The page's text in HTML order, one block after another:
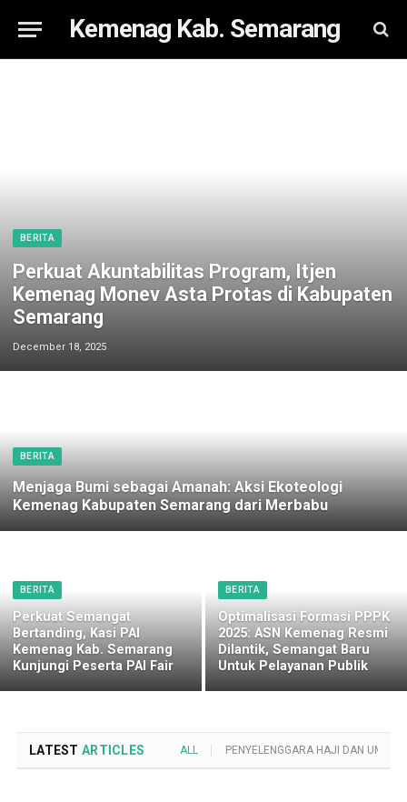
Kemenag Kab. Semarang
BERITA
Perkuat Akuntabilitas Program, Itjen
Kemenag Monev Asta Protas di Kabupaten
Semarang
December 18, 2025
BERITA
Menjaga Bumi sebagai Amanah: Aksi Ekoteologi
Kemenag Kabupaten Semarang dari Merbabu
BERITA
Perkuat Semangat
Bertanding, Kasi PAI
Kemenag Kab. Semarang
Kunjungi Peserta PAI Fair
BERITA
Optimalisasi Formasi PPPK
2025: ASN Kemenag Resmi
Dilantik, Semangat Baru
Untuk Pelayanan Publik
LATEST ARTICLES ALL PENYELENGGARA HAJI DAN UMROH